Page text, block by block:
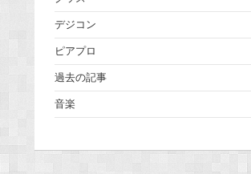
デジコン
ピアプロ
過去の記事
音楽